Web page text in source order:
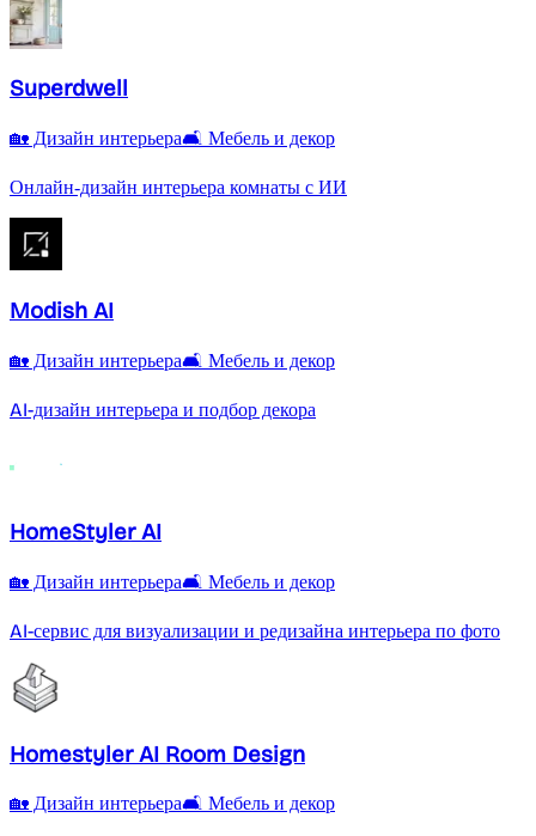
Superdwell
🏡 Дизайн интерьера🛋️ Мебель и декор
Онлайн‑дизайн интерьера комнаты с ИИ
Modish AI
🏡 Дизайн интерьера🛋️ Мебель и декор
AI-дизайн интерьера и подбор декора
HomeStyler AI
🏡 Дизайн интерьера🛋️ Мебель и декор
AI-сервис для визуализации и редизайна интерьера по фото
Homestyler AI Room Design
🏡 Дизайн интерьера🛋️ Мебель и декор